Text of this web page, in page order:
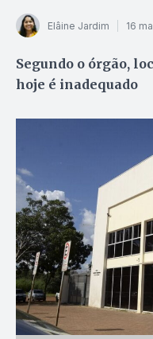
Elâine Jardim 16
Segundo o órgão,
hoje é inadequado